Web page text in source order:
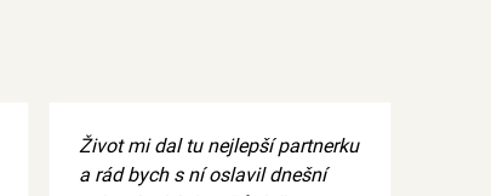
Život mi dal tu nejlepší partnerku
a rád bych s ní oslavil dnešní